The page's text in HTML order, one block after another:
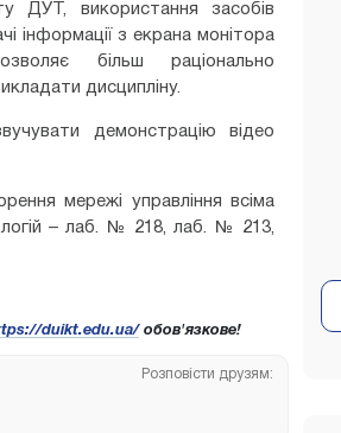
ДУТ, використання засобів
інформації з екрана монітора
більш раціонально
дисципліну.
демонстрацію відео
мережі управління всіма
– лаб. № 218, лаб. № 213,
duikt.edu.ua/обов'язкове!
Розповісти друзям: